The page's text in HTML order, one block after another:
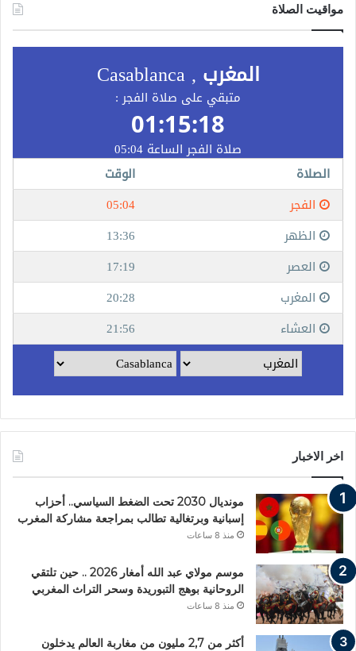
مواقيت الصلاة
اخر الاخبار
مونديال 2030 تحت الضغط السياسي.. أحزاب
إسبانية وبرتغالية تطالب بمراجعة مشاركة المغرب
منذ 8 ساعات
موسم مولاي عبد الله أمغار 2026 .. حين تلتقي
الروحانية بوهج التبوريدة وسحر التراث المغربي
منذ 8 ساعات
أكثر من 2,7 مليون من مغاربة العالم يدخلون